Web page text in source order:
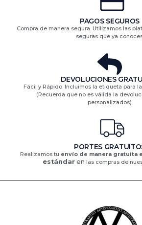
PAGOS SEGUROS
Compra de manera segura. Utilizamos las
seguras que ya
DEVOLUCIONES
Fácil y Rápido. Incluimos la etiqueta para
(Recuerda que no es válida la
personalizados)​
PORTES
Realizamos tu envío de manera gratuita
estándaren las compras de